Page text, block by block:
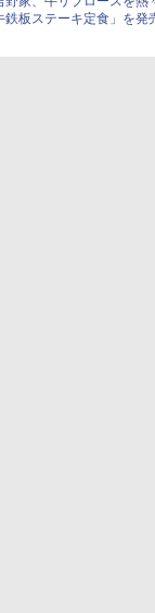
鉄板ステーキ定食」を発